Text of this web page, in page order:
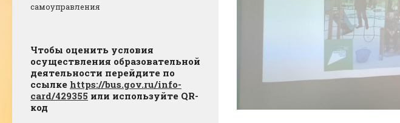
самоуправления
Чтобы оценить условия
осуществления образовательной
деятельности перейдите по
ссылке https://bus.gov.ru/info-
card/429355 или используйте QR-
код